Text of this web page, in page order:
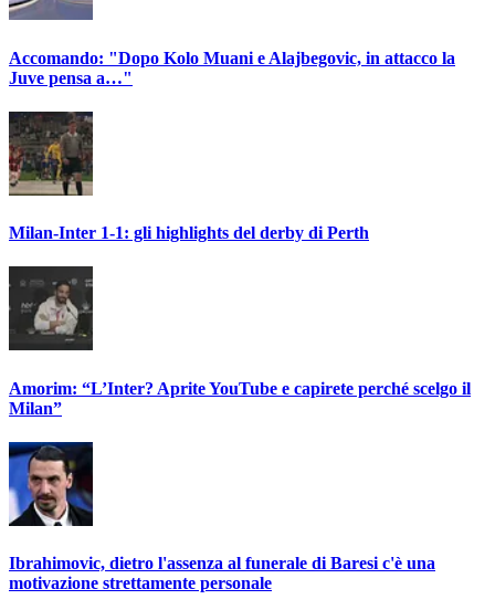
Accomando: "Dopo Kolo Muani e Alajbegovic, in attacco la
Juve pensa a…"
Milan-Inter 1-1: gli highlights del derby di Perth
Amorim: “L’Inter? Aprite YouTube e capirete perché scelgo il
Milan”
Ibrahimovic, dietro l'assenza al funerale di Baresi c'è una
motivazione strettamente personale